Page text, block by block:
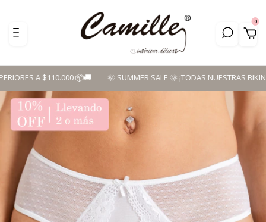
0
A $110.000 📦🚚 🌞 SUMMER SALE 🌞 ¡TODAS NUESTRAS BIKINIS A